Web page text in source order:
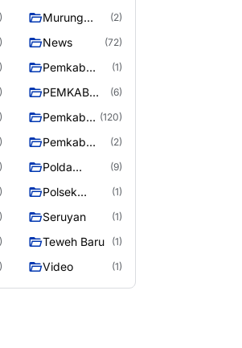
Murung
(2)
News (72)
Pemkab
(1)
PEMKAB
UTARA
(6)
Pemkab
Raya
(120)
Pemkab
(2)
Polda
(9)
Polsek
(1)
Seruyan (1)
Teweh Baru (1)
Video (1)